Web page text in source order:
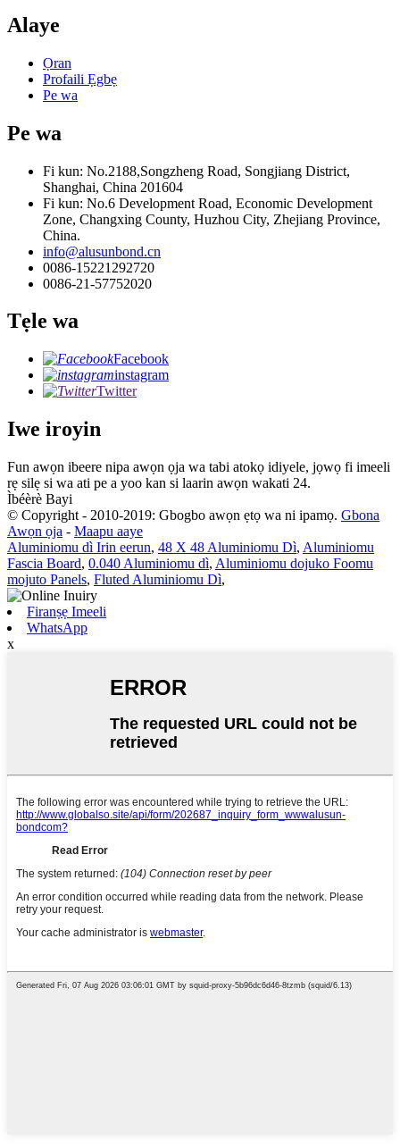
Alaye
Ọran
Profaili Ẹgbẹ
Pe wa
Pe wa
Fi kun: No.2188,Songzheng Road, Songjiang District,
Shanghai, China 201604
Fi kun: No.6 Development Road, Economic Development
Zone, Changxing County, Huzhou City, Zhejiang Province,
China.
info@alusunbond.cn
0086-15221292720
0086-21-57752020
Tẹle wa
Facebook
instagram
Twitter
Iwe iroyin
Fun awọn ibeere nipa awọn ọja wa tabi atokọ idiyele, jọwọ fi imeeli
rẹ silẹ si wa ati pe a yoo kan si laarin awọn wakati 24.
Ìbéèrè Bayi
© Copyright - 2010-2019: Gbogbo awọn ẹtọ wa ni ipamọ. Gbona
Awọn ọja - Maapu aaye
Aluminiomu dì Irin eerun, 48 X 48 Aluminiomu Dì, Aluminiomu
Fascia Board, 0.040 Aluminiomu dì, Aluminiomu dojuko Foomu
mojuto Panels, Fluted Aluminiomu Dì,
Firanṣẹ Imeeli
WhatsApp
x